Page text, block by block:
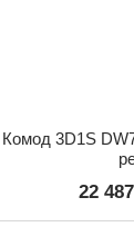
Комод 3D1S
22